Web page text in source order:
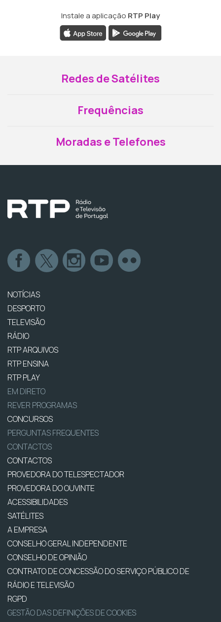
Instale a aplicação RTP Play
Redes de Satélites
Frequências
Moradas e Telefones
NOTÍCIAS
DESPORTO
TELEVISÃO
RÁDIO
RTP ARQUIVOS
RTP ENSINA
RTP PLAY
EM DIRETO
REVER PROGRAMAS
CONCURSOS
PERGUNTAS FREQUENTES
CONTACTOS
CONTACTOS
PROVEDORA DO TELESPECTADOR
PROVEDORA DO OUVINTE
ACESSIBILIDADES
SATÉLITES
A EMPRESA
CONSELHO GERAL INDEPENDENTE
CONSELHO DE OPINIÃO
CONTRATO DE CONCESSÃO DO SERVIÇO PÚBLICO DE
RÁDIO E TELEVISÃO
RGPD
GESTÃO DAS DEFINIÇÕES DE COOKIES